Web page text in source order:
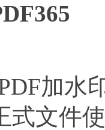
加水
式文件